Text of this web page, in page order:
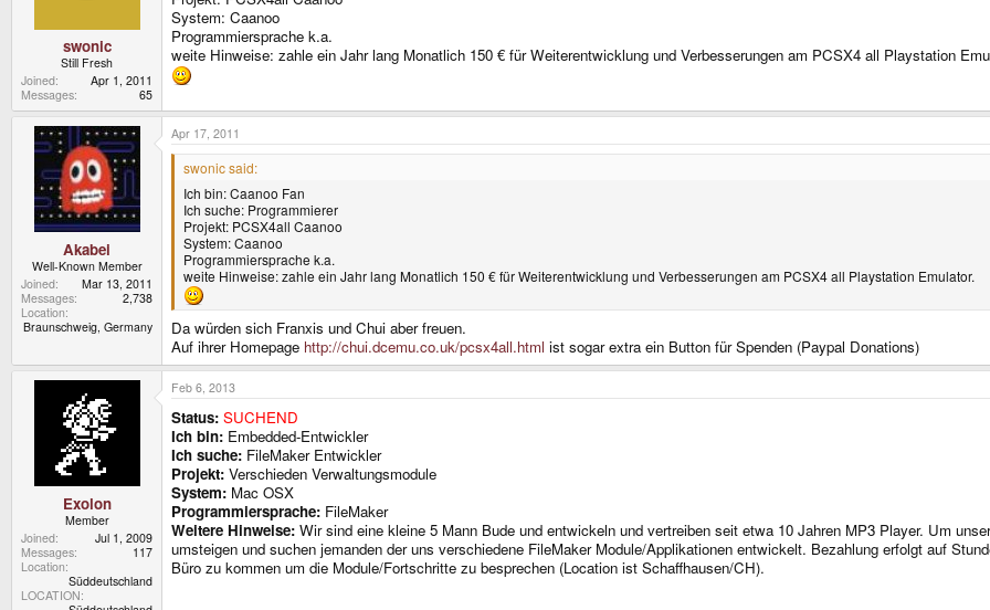
swonic
Still Fresh
Joined
Apr 1, 2011
Messages
65
System: Caanoo
Programmiersprache k.a.
weite Hinweise: zahle ein Jahr lang Monatlich 150 € für Weiterentwicklung und Verbesserungen am PCSX4 all Playstation
Akabei
Well-Known Member
Joined
Mar 13, 2011
Messages
2,738
Location
Braunschweig, Germany
Apr 17, 2011
swonic said:
Ich bin: Caanoo Fan
Ich suche: Programmierer
Projekt: PCSX4all Caanoo
System: Caanoo
Programmiersprache k.a.
weite Hinweise: zahle ein Jahr lang Monatlich 150 € für Weiterentwicklung und Verbesserungen am PCSX4 all Playstation Emulator.
Da würden sich Franxis und Chui aber freuen.
Auf ihrer Homepage http://chui.dcemu.co.uk/pcsx4all.html ist sogar extra ein Button für Spenden (Paypal Donations)
Exolon
Member
Joined
Jul 1, 2009
Messages
117
Location
Süddeutschland
LOCATION
Feb 6, 2013
Status: SUCHEND
Ich bin: Embedded-Entwickler
Ich suche: FileMaker Entwickler
Projekt: Verschieden Verwaltungsmodule
System: Mac OSX
Programmiersprache: FileMaker
Weitere Hinweise: Wir sind eine kleine 5 Mann Bude und entwickeln und vertreiben seit etwa 10 Jahren MP3 Player. Um
umsteigen und suchen jemanden der uns verschiedene FileMaker Module/Applikationen entwickelt. Bezahlung erfolgt auf
Büro zu kommen um die Module/Fortschritte zu besprechen (Location ist Schaffhausen/CH).